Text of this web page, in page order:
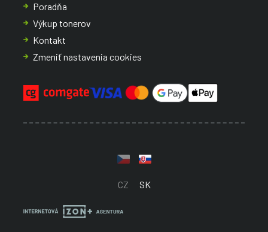
Poradňa
Výkup tonerov
Kontakt
Zmeniť nastavenia cookies
CZ SK